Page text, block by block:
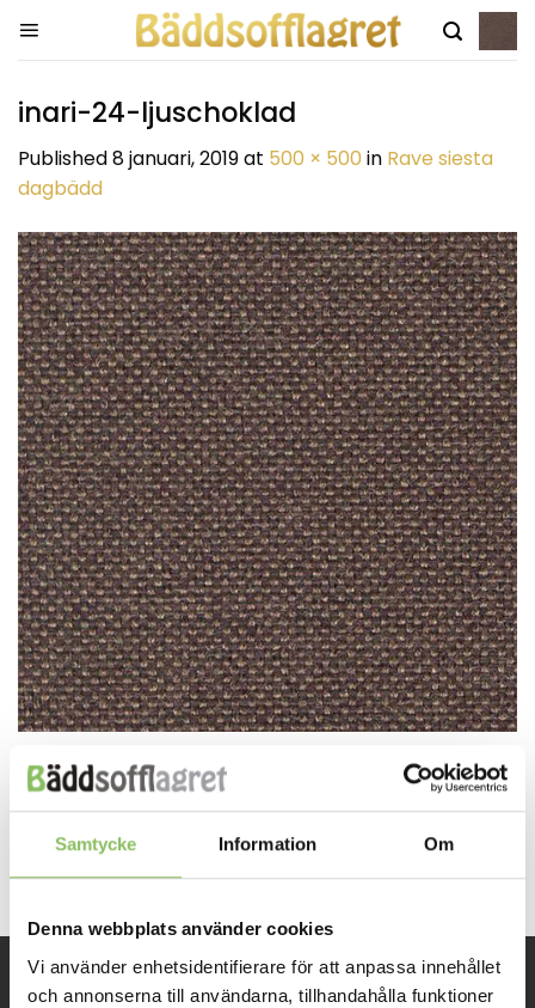
Samtycke Information Om
Denna webbplats använder cookies
Vi använder enhetsidentifierare för att anpassa innehållet
och annonserna till användarna, tillhandahålla funktioner
inari-24-ljuschoklad
Published8 januari, 2019at 500 × 500 in Rave siesta
dagbädd
Both comments and trackbacks are currently closed.
←Previous
Next→